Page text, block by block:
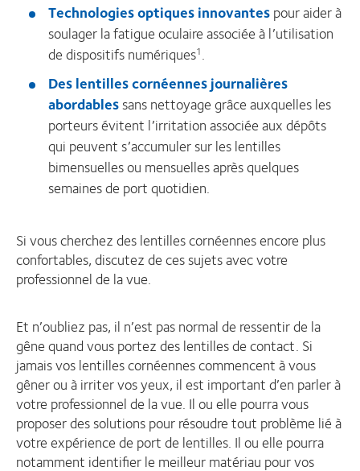
Technologies optiques innovantespour aider à
soulager la fatigue oculaire associée à l’utilisation
de dispositifs numériques1.
Des lentilles cornéennes journalières
abordablessans nettoyage grâce auxquelles les
porteurs évitent l’irritation associée aux dépôts
qui peuvent s’accumuler sur les lentilles
bimensuelles ou mensuelles après quelques
semaines de port quotidien.
Si vous cherchez des lentilles cornéennes encore plus
confortables, discutez de ces sujets avec votre
professionnel de la vue.
Et n’oubliez pas, il n’est pas normal de ressentir de la
gêne quand vous portez des lentilles de contact. Si
jamais vos lentilles cornéennes commencent à vous
gêner ou à irriter vos yeux, il est important d’en parler à
votre professionnel de la vue. Il ou elle pourra vous
proposer des solutions pour résoudre tout problème lié à
votre expérience de port de lentilles. Il ou elle pourra
notamment identifier le meilleur matériau pour vos